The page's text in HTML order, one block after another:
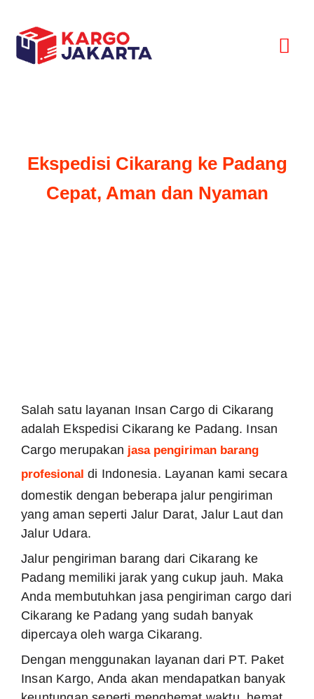
konten
Ekspedisi Cikarang ke
Padang Cepat, Aman dan
Salah satu layanan Insan Cargo di Cikarang
Cargo merupakanjasa pengiriman barang
profesionaldi Indonesia. Layanan kami
secara domestik dengan beberapa jalur
pengiriman yang aman seperti Jalur Darat,
Jalur Laut dan Jalur Udara.
Jalur pengiriman barang dari Cikarang ke
Padang memiliki jarak yang cukup jauh. Maka
Anda membutuhkan jasa pengiriman cargo dari
Cikarang ke Padang yang sudah banyak
dipercaya oleh warga Cikarang.
Dengan menggunakan layanan dari PT. Paket
Insan Kargo, Anda akan mendapatkan banyak